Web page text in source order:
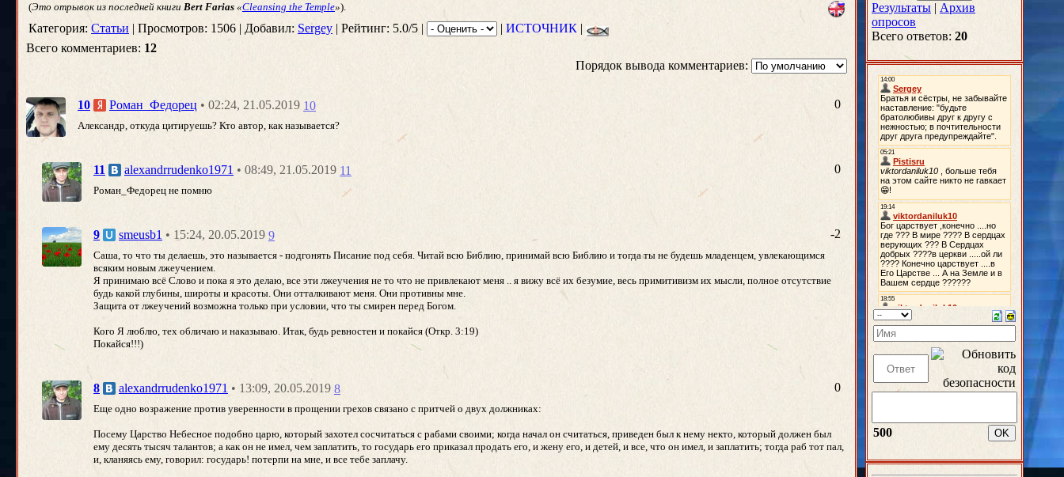
(Это отрывок из последней книги Bert Farias «Cleansing the Temple»).
Категория: Статьи | Просмотров: 1506 | Добавил: Sergey | Рейтинг: 5.0/5 | | ИСТОЧНИК |
Всего комментариев: 12
Порядок вывода комментариев:
0
10 Роман_Федорец • 02:24, 21.05.2019 10
Александр, откуда цитируешь? Кто автор, как называется?
0
11 alexandrrudenko1971 • 08:49, 21.05.2019 11
Роман_Федорец не помню
-2
9 smeusb1 • 15:24, 20.05.2019 9
Саша, то что ты делаешь, это называется - подгонять Писание под себя. Читай всю Библию, принимай всю Библию и тогда ты не будешь младенцем, увлекающимся
всяким новым лжеучением.
Я принимаю всё Слово и пока я это делаю, все эти лжеучения не то что не привлекают меня .. я вижу всё их безумие, весь примитивизм их мысли, полное отсутствие
будь какой глубины, широты и красоты. Они отталкивают меня. Они противны мне.
Защита от лжеучений возможна только при условии, что ты смирен перед Богом.
Кого Я люблю, тех обличаю и наказываю. Итак, будь ревностен и покайся (Откр. 3:19)
Покайся!!!)
0
8 alexandrrudenko1971 • 13:09, 20.05.2019 8
Еще одно возражение против уверенности в прощении грехов связано с притчей о двух должниках:
Посему Царство Небесное подобно царю, который захотел сосчитаться с рабами своими; когда начал он считаться, приведен был к нему некто, который должен был
ему десять тысяч талантов; а как он не имел, чем заплатить, то государь его приказал продать его, и жену его, и детей, и все, что он имел, и заплатить; тогда раб тот пал,
и, кланяясь ему, говорил: государь! потерпи на мне, и все тебе заплачу.
Результаты | Архив
опросов
Всего ответов: 20
500